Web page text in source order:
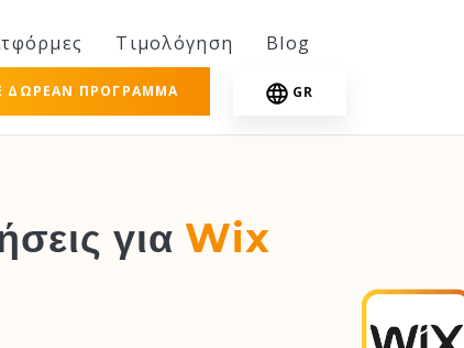
Τιμολόγηση Blog
ΔΩΡΕΆΝ ΠΡΌΓΡΑΜΜΑ GR
για Wix